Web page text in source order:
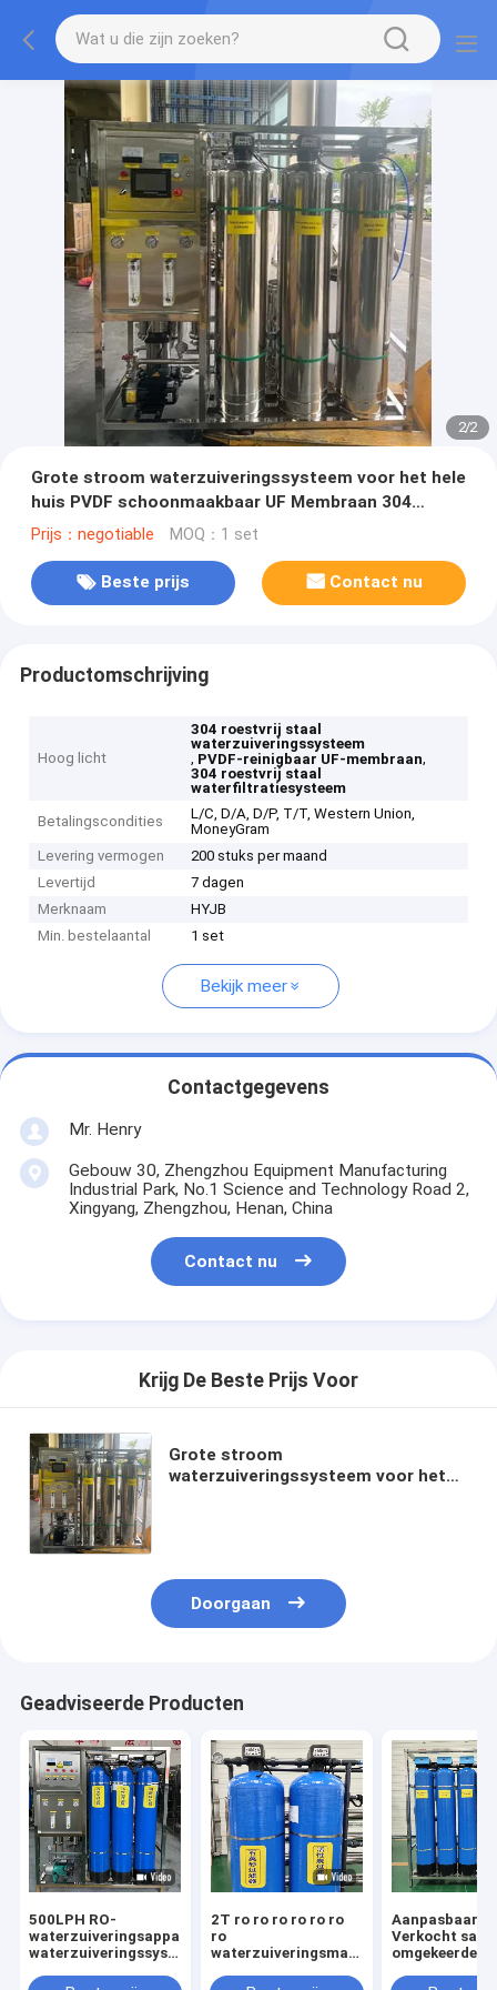
2/2
Grote stroom waterzuiveringssysteem voor het hele
huis PVDF schoonmaakbaar UF Membraan 304
roestvrij staal waterfiltratiesysteem
Prijs：negotiable MOQ：1 set
Beste prijs Contact nu
Productomschrijving
Hoog licht
304 roestvrij staal
waterzuiveringssysteem
, PVDF-reinigbaar UF-membraan,
304 roestvrij staal
waterfiltratiesysteem
Betalingscondities
L/C, D/A, D/P, T/T, Western Union,
MoneyGram
Levering vermogen
200 stuks per maand
Levertijd
7 dagen
Merknaam
HYJB
Min. bestelaantal
1 set
Bekijk meer
Contactgegevens
Mr. Henry
Gebouw 30, Zhengzhou Equipment Manufacturing
Industrial Park, No.1 Science and Technology Road 2,
Xingyang, Zhengzhou, Henan, China
Contact nu
Krijg De Beste Prijs Voor
Grote stroom
waterzuiveringssysteem voor het
Doorgaan
Geadviseerde Producten
500LPH RO-
waterzuiveringsapparatuur
waterzuiveringssysteem
osmose
2T ro ro ro ro ro ro
ro
waterzuiveringsmachine
systemen
Aanpasbaar
Verkocht
omgekeerde
Mineral UV